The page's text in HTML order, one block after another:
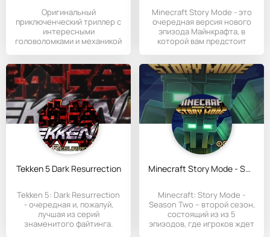
Оригинальный
приключенческий триллер с
интересными
головоломками и механикой
Minecraft Story Mode - это
очередная версия нового
эпизода Майнкрафта, в
которой вам предстоит
Tekken 5 Dark Resurrection
Tekken 5: Dark Resurrection
- очередная и, пожалуй,
лучшая из серий
знаменитого файтинга.
Minecraft Story Mode - Season Two
Minecraft: Story Mode -
Season Two – второй сезон,
состоящий из из 5
эпизодов, где игроков ждет